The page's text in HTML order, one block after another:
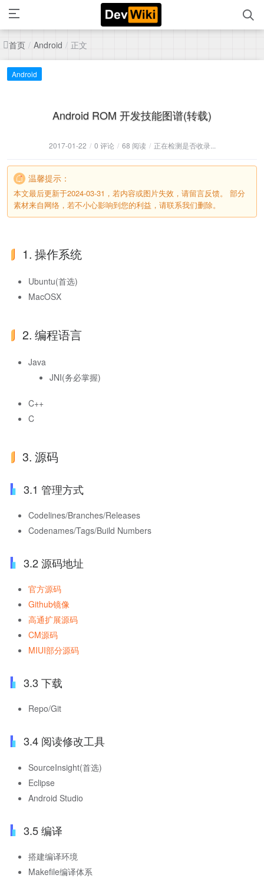
首页 / Android / 正文
Android
Android ROM 开发技能图谱(转载)
2017-01-22 / 0 评论 / 68 阅读 / 正在检测是否收录...
温馨提示：
本文最后更新于2024-03-31，若内容或图片失效，请留言反馈。 部分
素材来自网络，若不小心影响到您的利益，请联系我们删除。
1. 操作系统
Ubuntu(首选)
MacOSX
2. 编程语言
Java
JNI(务必掌握)
C++
C
3. 源码
3.1 管理方式
Codelines/Branches/Releases
Codenames/Tags/Build Numbers
3.2 源码地址
官方源码
Github镜像
高通扩展源码
CM源码
MIUI部分源码
3.3 下载
Repo/Git
3.4 阅读修改工具
SourceInsight(首选)
Eclipse
Android Studio
3.5 编译
搭建编译环境
Makefile编译体系